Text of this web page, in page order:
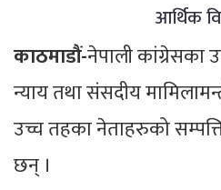
आर्थिक
काठमाडौं-नेपाली कांग्रेसका
न्याय तथा संसदीय
उच्च तहका नेताहरुको
छन् ।